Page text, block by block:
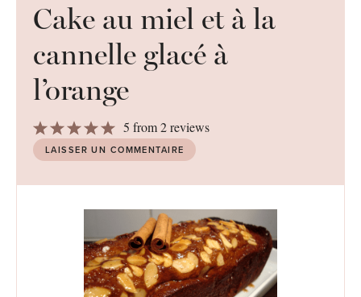
Cake au miel et à la
cannelle glacé à
l’orange
5
Stars
4
Stars
3
Stars
2
Stars
1
Star
5 from2reviews
LAISSER UN COMMENTAIRE